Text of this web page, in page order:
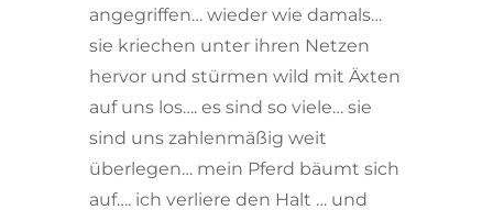
angegriffen… wieder wie damals…
sie kriechen unter ihren Netzen
hervor und stürmen wild mit Äxten
auf uns los…. es sind so viele… sie
sind uns zahlenmäßig weit
überlegen… mein Pferd bäumt sich
auf…. ich verliere den Halt … und